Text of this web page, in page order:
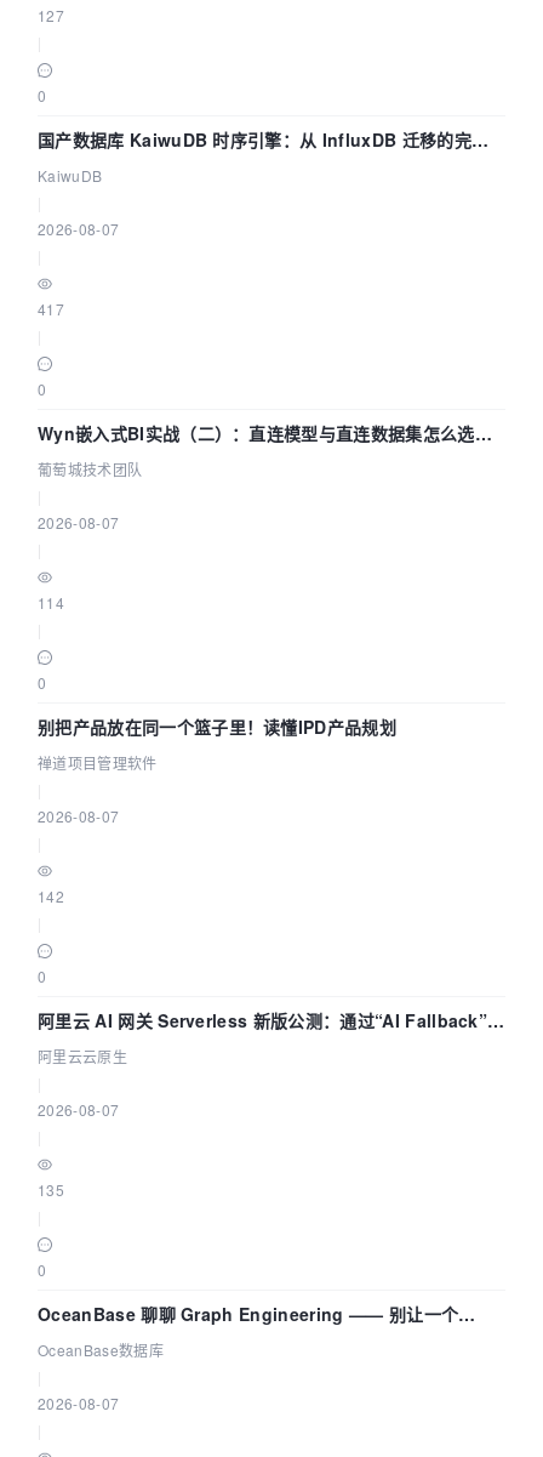
127
0
国产数据库 KaiwuDB 时序引擎：从 InfluxDB 迁移的完整
技术路径
KaiwuDB
2026-08-07
417
0
Wyn嵌入式BI实战（二）：直连模型与直连数据集怎么选，
参数为什么不生效？| 葡萄城技术团队
葡萄城技术团队
2026-08-07
114
0
别把产品放在同一个篮子里！读懂IPD产品规划
禅道项目管理软件
2026-08-07
142
0
阿里云 AI 网关 Serverless 新版公测：通过“AI Fallback”与
拓扑可视化构建 AI 流量治理底座
阿里云云原生
2026-08-07
135
0
OceanBase 聊聊 Graph Engineering —— 别让一个
Agent 既当运动员又
OceanBase数据库
2026-08-07